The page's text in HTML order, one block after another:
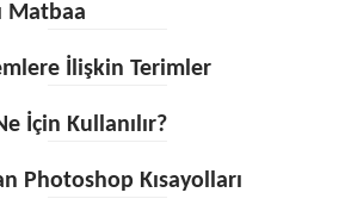
Matbaa
İlişkin Terimler
İçin Kullanılır?
Photoshop Kısayolları